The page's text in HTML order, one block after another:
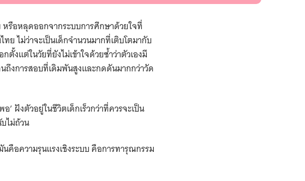
หรือหลุดออกจากระบบการศึกษาด้วยใจที่
ย ไม่ว่าจะเป็นเด็กจำนวนมากที่เติบโตมากับ
งแต่ในวัยที่ยังไม่เข้าใจด้วยซ้ำว่าตัวเองมี
ถึงการสอบที่เดิมพันสูงและกดดันมากกว่าวัด
’ ฝังตัวอยู่ในชีวิตเด็กเร็วกว่าที่ควรจะเป็น
ไม่ถ้วน
คือความรุนแรงเชิงระบบ คือการทารุณกรรม